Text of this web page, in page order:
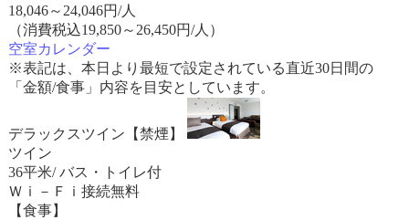
18,046～ 24,046円/人
（消費税込19,850～26,450円/人）
空室カレンダー
※表記は、本日より最短で設定されている直近30日間の
「金額/食事」内容を目安としています。
デラックスツイン【禁煙】
ツイン
36平米/ バス・トイレ付
Ｗｉ－Ｆｉ接続無料
【食事】